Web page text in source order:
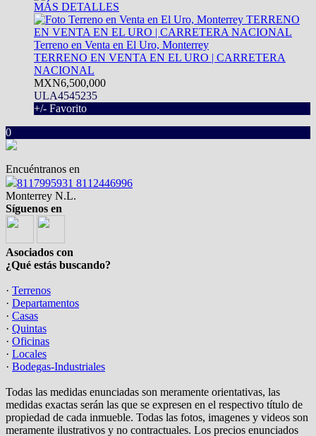
MÁS DETALLES
Terreno en Venta en El Uro, Monterrey
TERRENO EN VENTA EN EL URO | CARRETERA
NACIONAL
MXN6,500,000
ULA4545235
+/- Favorito
0
Encuéntranos en
8117995931 8112446996
Monterrey N.L.
Síguenos en
Asociados con
¿Qué estás buscando?
· Terrenos
· Departamentos
· Casas
· Quintas
· Oficinas
· Locales
· Bodegas-Industriales
Todas las medidas enunciadas son meramente orientativas, las
medidas exactas serán las que se expresen en el respectivo título de
propiedad de cada inmueble. Todas las fotos, imagenes y videos son
meramente ilustrativos y no contractuales. Los precios enunciados